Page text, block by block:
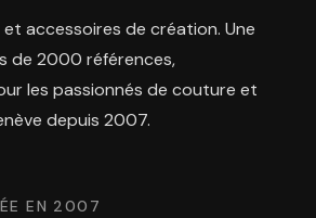
et accessoires de création. Une
de 2000 références,
les passionnés de couture et
depuis 2007.
EN 2007